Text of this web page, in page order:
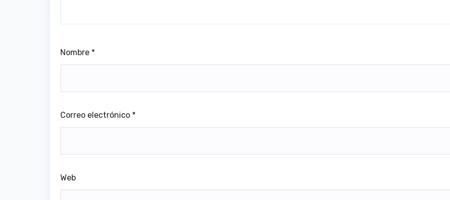
Nombre *
Correo electrónico *
Web